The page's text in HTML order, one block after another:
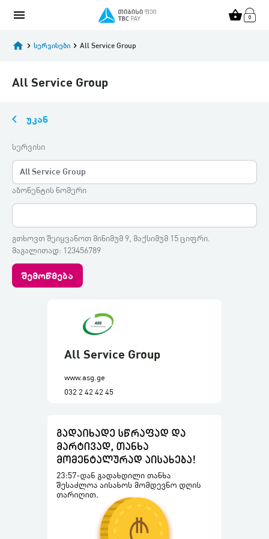
menu shopping_basket
home keyboard_arrow_right სერვისები keyboard_arrow_right All Service Group
All Service Group
keyboard_arrow_left უკან
სერვისი
All Service Group
აბონენტის ნომერი
გთხოვთ შეიყვანოთ მინიმუმ 9, მაქსიმუმ 15 ციფრი.
მაგალითად: 123456789
შემოწმება
All Service Group
www.asg.ge
032 2 42 42 45